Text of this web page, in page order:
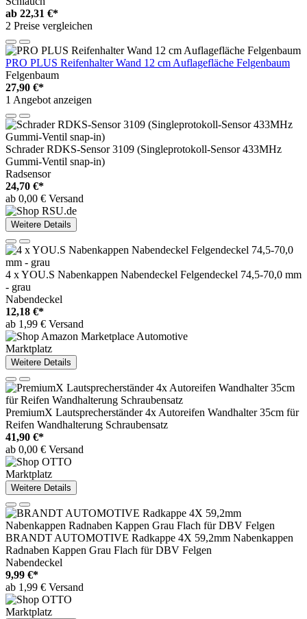
ab 22,31 €*
2 Preise vergleichen
PRO PLUS Reifenhalter Wand 12 cm Auflagefläche Felgenbaum
Felgenbaum
27,90 €*
1 Angebot anzeigen
Schrader RDKS-Sensor 3109 (Singleprotokoll-Sensor 433MHz
Gummi-Ventil snap-in)
Radsensor
24,70 €*
ab 0,00 € Versand
Weitere Details
4 x YOU.S Nabenkappen Nabendeckel Felgendeckel 74,5-70,0 mm
- grau
Nabendeckel
12,18 €*
ab 1,99 € Versand
Marktplatz
Weitere Details
PremiumX Lautsprecherständer 4x Autoreifen Wandhalter 35cm für
Reifen Wandhalterung Schraubensatz
41,90 €*
ab 0,00 € Versand
Marktplatz
Weitere Details
BRANDT AUTOMOTIVE Radkappe 4X 59,2mm Nabenkappen
Radnaben Kappen Grau Flach für DBV Felgen
Nabendeckel
9,99 €*
ab 1,99 € Versand
Marktplatz